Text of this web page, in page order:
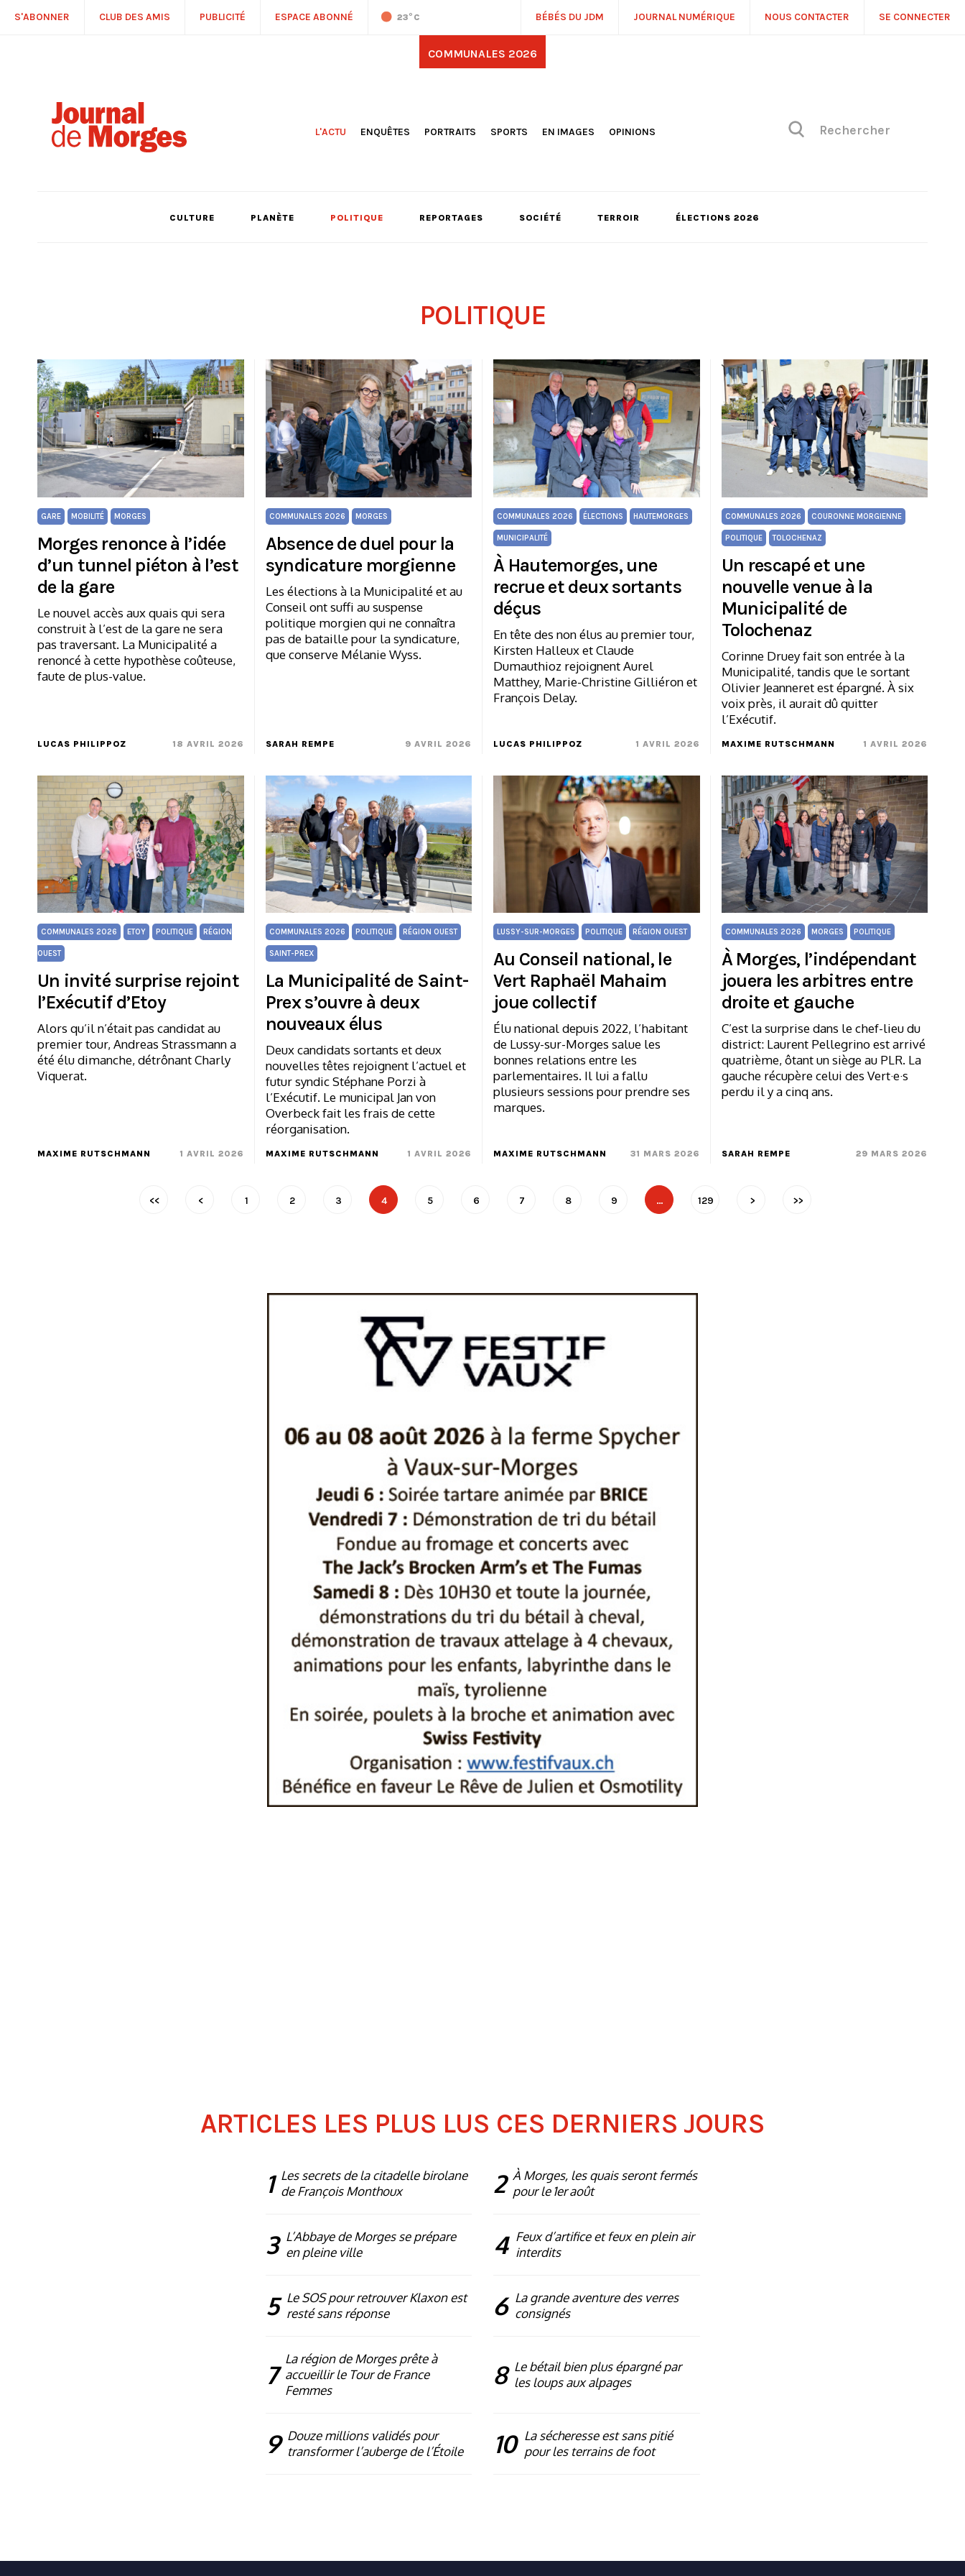
S'ABONNER CLUB DES AMIS PUBLICITÉ ESPACE ABONNÉ 23°C BÉBÉS DU JDM JOURNAL NUMÉRIQUE NOUS CONTACTER SE CONNECTER
COMMUNALES 2026
L'ACTU
ENQUÊTES PORTRAITS
SPORTS
EN IMAGES
OPINIONS
POINTS DE VUE
CULTURE PLANÈTE POLITIQUE REPORTAGES SOCIÉTÉ TERROIR ÉLECTIONS 2026
POLITIQUE
GARE MOBILITÉ MORGES
Morges renonce à l’idée
d’un tunnel piéton à l’est
de la gare
Le nouvel accès aux quais qui sera
construit à l’est de la gare ne sera
pas traversant. La Municipalité a
renoncé à cette hypothèse coûteuse,
faute de plus-value.
LUCAS PHILIPPOZ 18 AVRIL 2026
COMMUNALES 2026 MORGES
Absence de duel pour la
syndicature morgienne
Les élections à la Municipalité et au
Conseil ont suffi au suspense
politique morgien qui ne connaîtra
pas de bataille pour la syndicature,
que conserve Mélanie Wyss.
SARAH REMPE 9 AVRIL 2026
COMMUNALES 2026 ÉLECTIONS HAUTEMORGES
MUNICIPALITÉ
À Hautemorges, une
recrue et deux sortants
déçus
En tête des non élus au premier tour,
Kirsten Halleux et Claude
Dumauthioz rejoignent Aurel
Matthey, Marie-Christine Gilliéron et
François Delay.
LUCAS PHILIPPOZ 1 AVRIL 2026
COMMUNALES 2026 COURONNE MORGIENNE
POLITIQUE TOLOCHENAZ
Un rescapé et une
nouvelle venue à la
Municipalité de
Tolochenaz
Corinne Druey fait son entrée à la
Municipalité, tandis que le sortant
Olivier Jeanneret est épargné. À six
voix près, il aurait dû quitter
l’Exécutif.
MAXIME RUTSCHMANN 1 AVRIL 2026
COMMUNALES 2026 ETOY POLITIQUE RÉGION
OUEST
Un invité surprise rejoint
l’Exécutif d’Etoy
Alors qu’il n’était pas candidat au
premier tour, Andreas Strassmann a
été élu dimanche, détrônant Charly
Viquerat.
MAXIME RUTSCHMANN 1 AVRIL 2026
COMMUNALES 2026 POLITIQUE RÉGION OUEST
SAINT-PREX
La Municipalité de Saint-
Prex s’ouvre à deux
nouveaux élus
Deux candidats sortants et deux
nouvelles têtes rejoignent l’actuel et
futur syndic Stéphane Porzi à
l’Exécutif. Le municipal Jan von
Overbeck fait les frais de cette
réorganisation.
MAXIME RUTSCHMANN 1 AVRIL 2026
LUSSY-SUR-MORGES POLITIQUE RÉGION OUEST
Au Conseil national, le
Vert Raphaël Mahaim
joue collectif
Élu national depuis 2022, l’habitant
de Lussy-sur-Morges salue les
bonnes relations entre les
parlementaires. Il lui a fallu
plusieurs sessions pour prendre ses
marques.
MAXIME RUTSCHMANN 31 MARS 2026
COMMUNALES 2026 MORGES POLITIQUE
À Morges, l’indépendant
jouera les arbitres entre
droite et gauche
C’est la surprise dans le chef-lieu du
district: Laurent Pellegrino est arrivé
quatrième, ôtant un siège au PLR. La
gauche récupère celui des Vert·e·s
perdu il y a cinq ans.
SARAH REMPE 29 MARS 2026
<< < 1 2 3 4 5 6 7 8 9 … 129 > >>
ARTICLES LES PLUS LUS CES DERNIERS JOURS
1 Les secrets de la citadelle birolane
de François Monthoux
2 À Morges, les quais seront fermés
pour le 1er août
3 L’Abbaye de Morges se prépare
en pleine ville
4 Feux d’artifice et feux en plein air
interdits
5 Le SOS pour retrouver Klaxon est
resté sans réponse
6 La grande aventure des verres
consignés
7
La région de Morges prête à
accueillir le Tour de France
Femmes
8 Le bétail bien plus épargné par
les loups aux alpages
9 Douze millions validés pour
transformer l’auberge de l’Étoile
10 La sécheresse est sans pitié
pour les terrains de foot